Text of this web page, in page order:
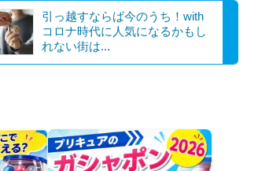
引っ越すならば今のうち！with
コロナ時代に人気になるかもし
れない街は...